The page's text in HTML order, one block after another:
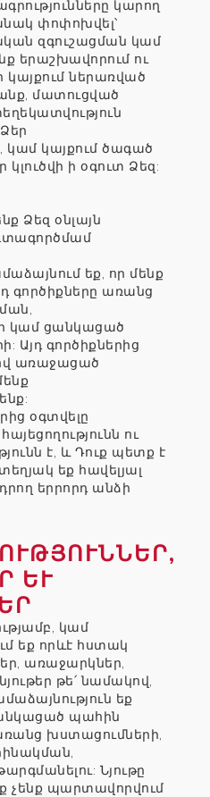
կարող
փոփոխվել՝
զգուշացման կամ
երաշխավորում ու
ներառված
մատուցված
կամ կայքում ծագած
կլուծվի ի օգուտ Ձեզ:
Ձեզ օնլայն
եք, որ մենք
գործիքները առանց
կամ ցանկացած
Այդ գործիքներից
առաջացած
օգտվելը
ու
է, և Դուք պետք է
եք հավելյալ
երրորդ անձի
Ա
կամ
եք որևէ հստակ
առաջարկներ,
թե՛ նամակով,
եք
պահին
խստացումների,
Նյութը
չենք պարտավորվում